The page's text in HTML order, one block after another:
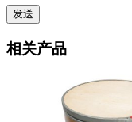
相关产品